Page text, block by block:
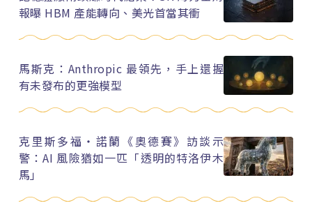
報曝 HBM 產能轉向、美光首當其衝
馬斯克：Anthropic 最領先，手上還握
有未發布的更強模型
克里斯多福・諾蘭《奧德賽》訪談示
警：AI 風險猶如一匹「透明的特洛伊木
馬」